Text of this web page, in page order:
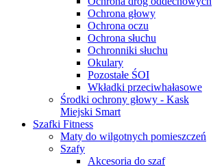
Ochrona głowy
Ochrona oczu
Ochrona słuchu
Ochronniki słuchu
Okulary
Pozostałe ŚOI
Wkładki przeciwhałasowe
Środki ochrony głowy - Kask
Miejski Smart
Szafki Fitness
Maty do wilgotnych pomieszczeń
Szafy
Akcesoria do szaf